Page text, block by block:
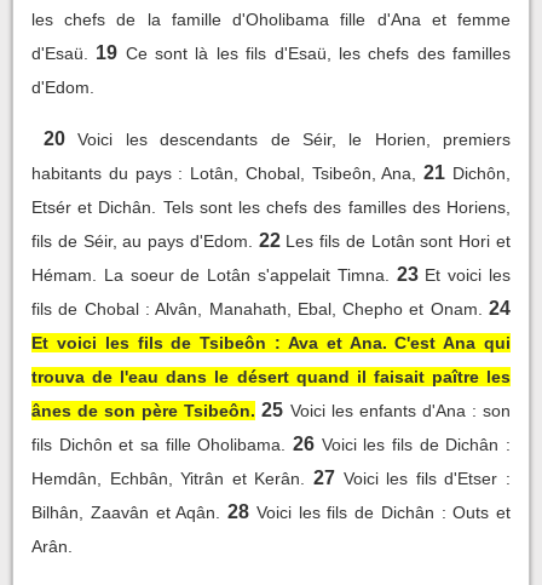
les chefs de la famille d'Oholibama fille d'Ana et femme
d'Esaü.
19 Ce sont là les fils d'Esaü, les chefs des familles
d'Edom.
20
Voici les descendants de Séir, le Horien, premiers
habitants du pays : Lotân, Chobal, Tsibeôn, Ana,
21 Dichôn,
Etsér et Dichân. Tels sont les chefs des familles des Horiens,
fils de Séir, au pays d'Edom.
22 Les fils de Lotân sont Hori et
Hémam. La soeur de Lotân s'appelait Timna.
23 Et voici les
fils de Chobal : Alvân, Manahath, Ebal, Chepho et Onam.
24
Et voici les fils de Tsibeôn : Ava et Ana. C'est Ana qui
trouva de l'eau dans le désert quand il faisait paître les
ânes de son père Tsibeôn. 25 Voici les enfants d'Ana : son
fils Dichôn et sa fille Oholibama.
26 Voici les fils de Dichân :
Hemdân, Echbân, Yitrân et Kerân.
27 Voici les fils d'Etser :
Bilhân, Zaavân et Aqân.
28 Voici les fils de Dichân : Outs et
Arân.